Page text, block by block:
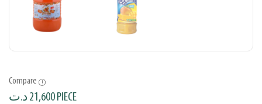
Compare
21,600د.ت PIECE